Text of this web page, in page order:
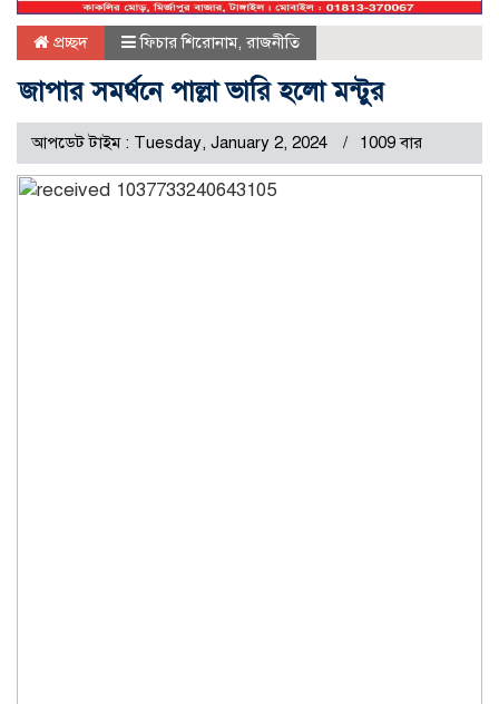
প্রচ্ছদ ফিচার শিরোনাম, রাজনীতি
জাপার সমর্থনে পাল্লা ভারি হলো মন্টুর
আপডেট টাইম : Tuesday, January 2, 2024 1009 বার